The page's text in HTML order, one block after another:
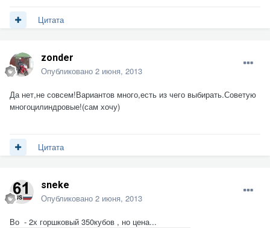
Цитата
zonder
Опубликовано 2 июня, 2013
Да нет,не совсем!Вариантов много,есть из чего выбирать.Советую
многоцилиндровые!(сам хочу)
Цитата
sneke
Опубликовано 2 июня, 2013
Во - 2х горшковый 350кубов , но цена...